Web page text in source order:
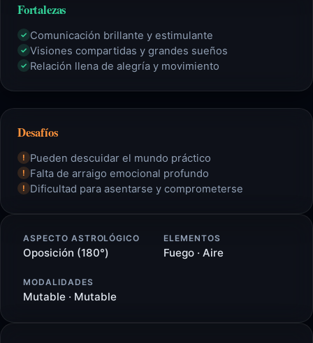
Fortalezas
✓ Comunicación brillante y estimulante
✓ Visiones compartidas y grandes sueños
✓ Relación llena de alegría y movimiento
Desafíos
! Pueden descuidar el mundo práctico
! Falta de arraigo emocional profundo
! Dificultad para asentarse y comprometerse
ASPECTO ASTROLÓGICO
Oposición (180°)
ELEMENTOS
Fuego · Aire
MODALIDADES
Mutable · Mutable